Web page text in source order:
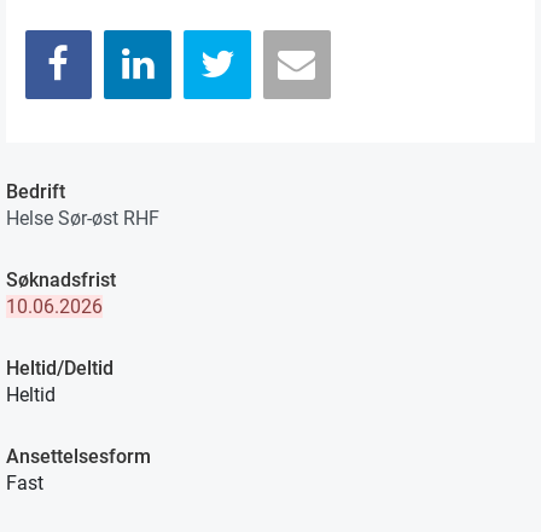
Bedrift
Helse Sør-øst RHF
Søknadsfrist
10.06.2026
Heltid/Deltid
Heltid
Ansettelsesform
Fast